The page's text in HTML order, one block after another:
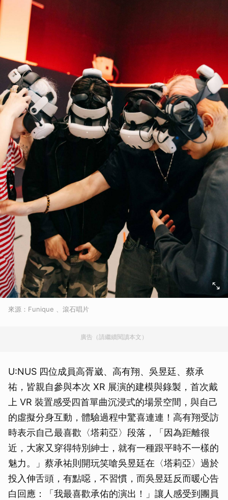
來源：Funique 、滾石唱片
廣告（請繼續閱讀本文）
U:NUS 四位成員高胥崴、高有翔、吳昱廷、蔡承
祐，皆親自參與本次 XR 展演的建模與錄製，首次戴
上 VR 裝置感受四首單曲沉浸式的場景空間，與自己
的虛擬分身互動，體驗過程中驚喜連連！高有翔受訪
時表示自己最喜歡〈塔莉亞〉段落，「因為距離很
近，大家又穿得特別紳士，就有一種跟平時不一樣的
魅力。」蔡承祐則開玩笑嗆吳昱廷在〈塔莉亞〉過於
投入伸舌頭，有點噁，不習慣，而吳昱廷反而暖心告
白回應：「我最喜歡承佑的演出！」讓人感受到團員